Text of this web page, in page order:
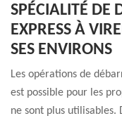
SPÉCIALITÉ DE
EXPRESS À
SES ENVIRONS
Les opérations de
est possible pour les
ne sont plus utilisables.